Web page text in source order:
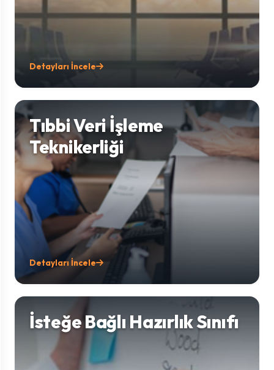
Detayları İncele
Tıbbi Veri İşleme
Teknikerliği
Detayları İncele
İsteğe Bağlı Hazırlık Sınıfı